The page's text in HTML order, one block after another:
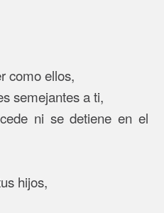
como ellos,
semejantes a ti,
ni se detiene en el
hijos,